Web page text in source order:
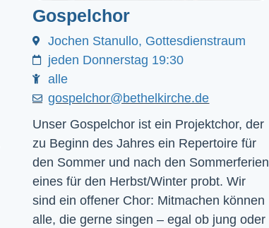
Gospelchor
Jochen Stanullo, Gottesdienstraum
jeden Donnerstag 19:30
alle
gospelchor@bethelkirche.de
Unser Gospelchor ist ein Projektchor, der
zu Beginn des Jahres ein Repertoire für
den Sommer und nach den Sommerferien
eines für den Herbst/Winter probt. Wir
sind ein offener Chor: Mitmachen können
alle, die gerne singen – egal ob jung oder